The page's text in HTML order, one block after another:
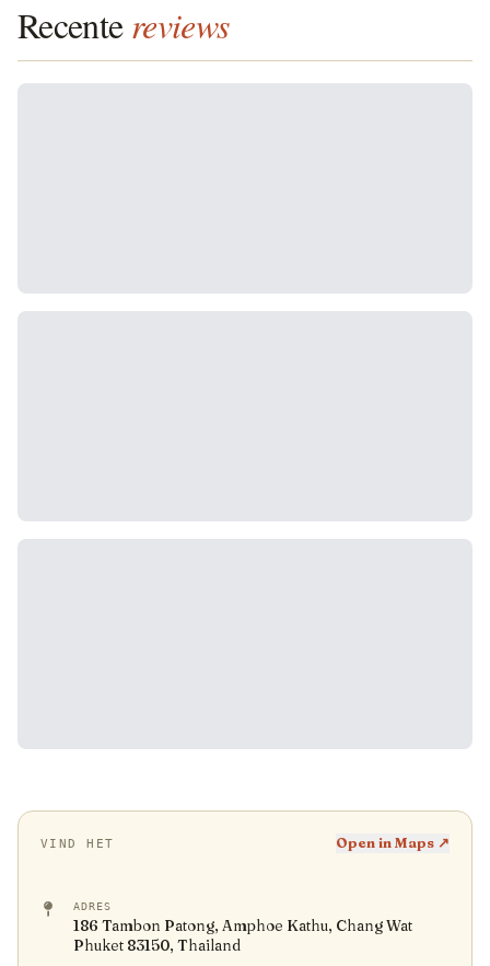
Recentereviews
VIND HET Open in Maps ↗
ADRES
186 Tambon Patong, Amphoe Kathu, Chang Wat
Phuket 83150, Thailand